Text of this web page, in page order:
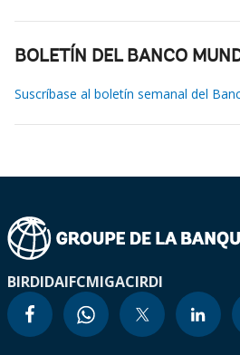
BOLETÍN DEL BANCO
Suscríbase al boletín semanal del
BIRDIDAIFCMIGACIRDI